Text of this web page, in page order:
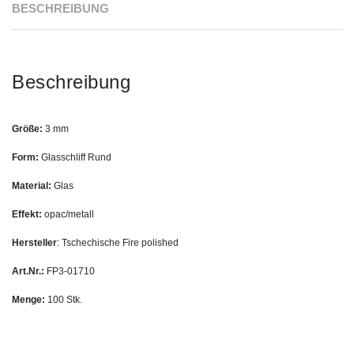
BESCHREIBUNG
Beschreibung
Größe: 3 mm
Form: Glasschliff Rund
Material: Glas
Effekt: opac/metall
Hersteller: Tschechische Fire polished
Art.Nr.: FP3-01710
Menge: 100 Stk.